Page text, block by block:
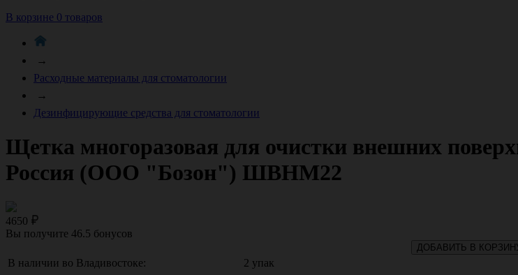
В корзине 0 товаров
→
Расходные материалы для стоматологии
→
Дезинфицирующие средства для стоматологии
Щетка многоразовая для очистки внешних
Россия (ООО "Бозон") ШВНМ22
4650
Вы получите 46.5 бонусов
ДОБАВИТЬ В
В наличии во Владивостоке: 2 упак